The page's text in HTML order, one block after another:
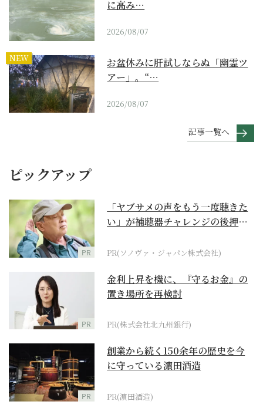
に高み…
2026/08/07
NEW
お盆休みに肝試しならぬ「幽霊ツ
アー」。“…
2026/08/07
記事一覧へ
ピックアップ
PR
「ヤブサメの声をもう一度聴きた
い」が補聴器チャレンジの後押し
PR(ソノヴァ・ジャパン株式会社)
PR
金利上昇を機に、『守るお金』の
置き場所を再検討
PR(株式会社北九州銀行)
PR
創業から続く150余年の歴史を今
に守っている濵田酒造
PR(濵田酒造)